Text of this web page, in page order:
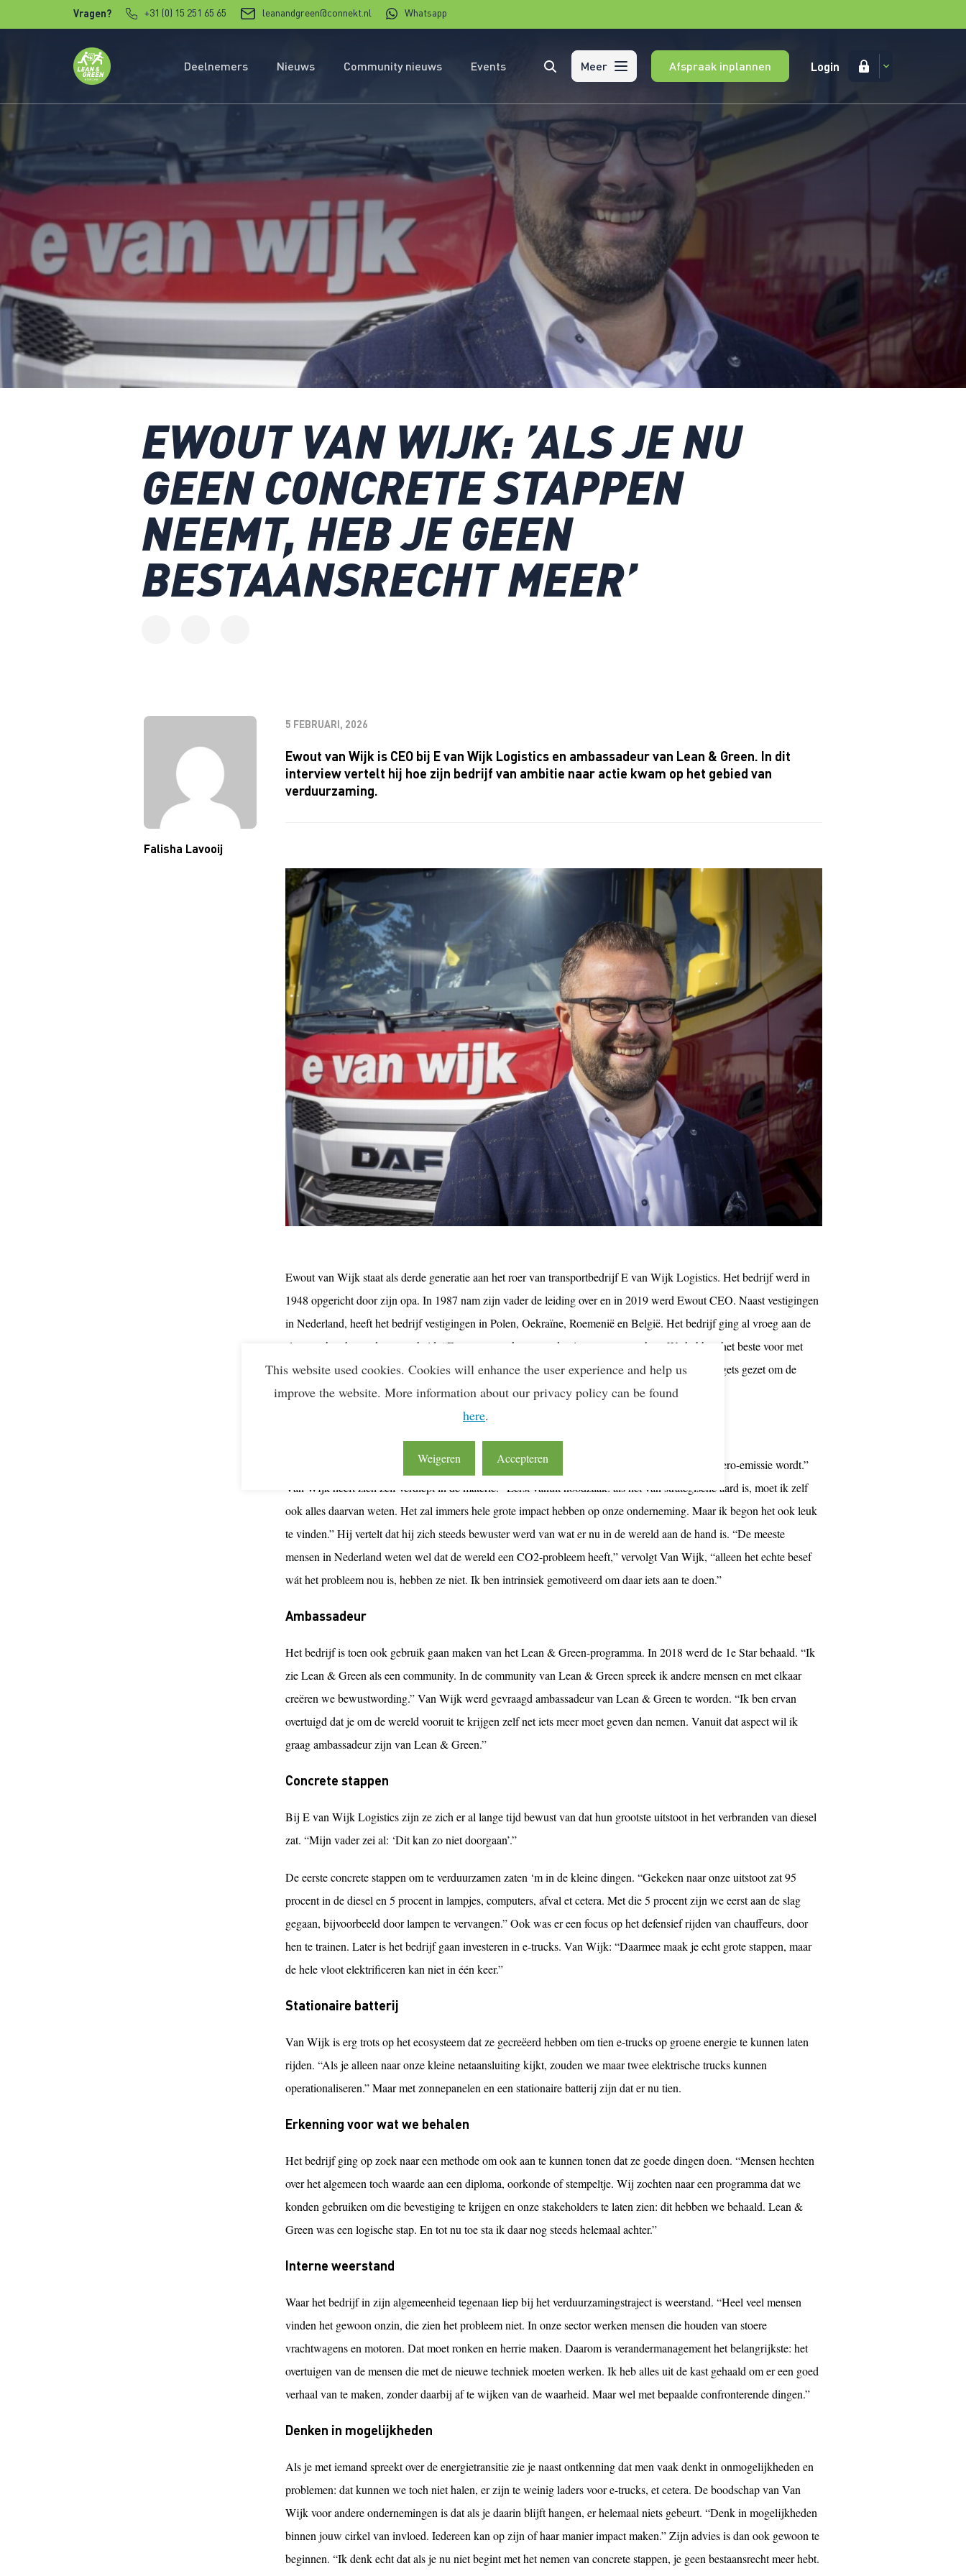
Verder naar contentVragen? +31 (0) 15 251 65 65 leanandgreen@connekt.nl Whatsapp
Deelnemers Nieuws Community nieuws EventsZoeken Meer Afspraak inplannen Login
EWOUT VAN WIJK: ’ALS JE NU
GEEN CONCRETE STAPPEN
NEEMT, HEB JE GEEN
BESTAANSRECHT MEER’
Falisha Lavooij
5 FEBRUARI, 2026
Ewout van Wijk is CEO bij E van Wijk Logistics en ambassadeur van Lean & Green. In dit
interview vertelt hij hoe zijn bedrijf van ambitie naar actie kwam op het gebied van
verduurzaming.
Ewout van Wijk staat als derde generatie aan het roer van transportbedrijf E van Wijk Logistics. Het bedrijf werd in
1948 opgericht door zijn opa. In 1987 nam zijn vader de leiding over en in 2019 werd Ewout CEO. Naast vestigingen
in Nederland, heeft het bedrijf vestigingen in Polen, Oekraïne, Roemenië en België. Het bedrijf ging al vroeg aan de
slag met het thema duurzaamheid. “Een van onze kernwaarden is rentmeesterschap. We hebben het beste voor met
onze medemensen en de aarde om ons heen”, vertelt Van Wijk. “In onze strategie hebben we targets gezet om de
CO2-uitstoot in stappen naar beneden te brengen.”
“Onze grootste uitstoot ligt in het verbranden van diesel. Dus moeten we zorgen dat onze vloot zero-emissie wordt.”
Van Wijk heeft zich zelf verdiept in de materie. “Eerst vanuit noodzaak: als het van strategische aard is, moet ik zelf
ook alles daarvan weten. Het zal immers hele grote impact hebben op onze onderneming. Maar ik begon het ook leuk
te vinden.” Hij vertelt dat hij zich steeds bewuster werd van wat er nu in de wereld aan de hand is. “De meeste
mensen in Nederland weten wel dat de wereld een CO2-probleem heeft,” vervolgt Van Wijk, “alleen het echte besef
wát het probleem nou is, hebben ze niet. Ik ben intrinsiek gemotiveerd om daar iets aan te doen.”
Ambassadeur
Het bedrijf is toen ook gebruik gaan maken van het Lean & Green-programma. In 2018 werd de 1e Star behaald. “Ik
zie Lean & Green als een community. In de community van Lean & Green spreek ik andere mensen en met elkaar
creëren we bewustwording.” Van Wijk werd gevraagd ambassadeur van Lean & Green te worden. “Ik ben ervan
overtuigd dat je om de wereld vooruit te krijgen zelf net iets meer moet geven dan nemen. Vanuit dat aspect wil ik
graag ambassadeur zijn van Lean & Green.”
Concrete stappen
Bij E van Wijk Logistics zijn ze zich er al lange tijd bewust van dat hun grootste uitstoot in het verbranden van diesel
zat. “Mijn vader zei al: ‘Dit kan zo niet doorgaan’.”
De eerste concrete stappen om te verduurzamen zaten ‘m in de kleine dingen. “Gekeken naar onze uitstoot zat 95
procent in de diesel en 5 procent in lampjes, computers, afval et cetera. Met die 5 procent zijn we eerst aan de slag
gegaan, bijvoorbeeld door lampen te vervangen.” Ook was er een focus op het defensief rijden van chauffeurs, door
hen te trainen. Later is het bedrijf gaan investeren in e-trucks. Van Wijk: “Daarmee maak je echt grote stappen, maar
de hele vloot elektrificeren kan niet in één keer.”
Stationaire batterij
Van Wijk is erg trots op het ecosysteem dat ze gecreëerd hebben om tien e-trucks op groene energie te kunnen laten
rijden. “Als je alleen naar onze kleine netaansluiting kijkt, zouden we maar twee elektrische trucks kunnen
operationaliseren.” Maar met zonnepanelen en een stationaire batterij zijn dat er nu tien.
Erkenning voor wat we behalen
Het bedrijf ging op zoek naar een methode om ook aan te kunnen tonen dat ze goede dingen doen. “Mensen hechten
over het algemeen toch waarde aan een diploma, oorkonde of stempeltje. Wij zochten naar een programma dat we
konden gebruiken om die bevestiging te krijgen en onze stakeholders te laten zien: dit hebben we behaald. Lean &
Green was een logische stap. En tot nu toe sta ik daar nog steeds helemaal achter.”
Interne weerstand
Waar het bedrijf in zijn algemeenheid tegenaan liep bij het verduurzamingstraject is weerstand. “Heel veel mensen
vinden het gewoon onzin, die zien het probleem niet. In onze sector werken mensen die houden van stoere
vrachtwagens en motoren. Dat moet ronken en herrie maken. Daarom is verandermanagement het belangrijkste: het
overtuigen van de mensen die met de nieuwe techniek moeten werken. Ik heb alles uit de kast gehaald om er een goed
verhaal van te maken, zonder daarbij af te wijken van de waarheid. Maar wel met bepaalde confronterende dingen.”
Denken in mogelijkheden
Als je met iemand spreekt over de energietransitie zie je naast ontkenning dat men vaak denkt in onmogelijkheden en
problemen: dat kunnen we toch niet halen, er zijn te weinig laders voor e-trucks, et cetera. De boodschap van Van
Wijk voor andere ondernemingen is dat als je daarin blijft hangen, er helemaal niets gebeurt. “Denk in mogelijkheden
binnen jouw cirkel van invloed. Iedereen kan op zijn of haar manier impact maken.” Zijn advies is dan ook gewoon te
beginnen. “Ik denk echt dat als je nu niet begint met het nemen van concrete stappen, je geen bestaansrecht meer hebt.
This website used cookies. Cookies will enhance the user experience and help us
improve the website. More information about our privacy policy can be found
here.
Weigeren Accepteren